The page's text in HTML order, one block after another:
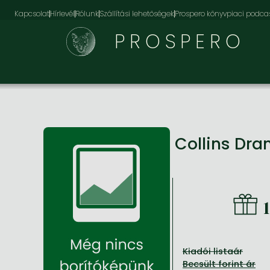
KapcsolatHírlevélRólunkSzállítási lehetőségekProspero könyvpiaci
PROSPERO
Collins
Kiadói listaár